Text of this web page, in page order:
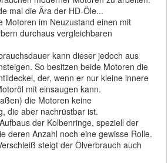
mal die Ära der HD-Öle...
Motoren im Neuzustand einen mit
durchaus vergleichbaren
kann dieser jedoch aus
So besitzen beide Motoren die
der, wenn er nur kleine innere
mit einsaugen kann.
die Motoren keine
die aber nachrüstbar ist.
der Kolbenringe, speziell der
deren Anzahl noch eine gewisse Rolle.
steigt der Ölverbrauch auch